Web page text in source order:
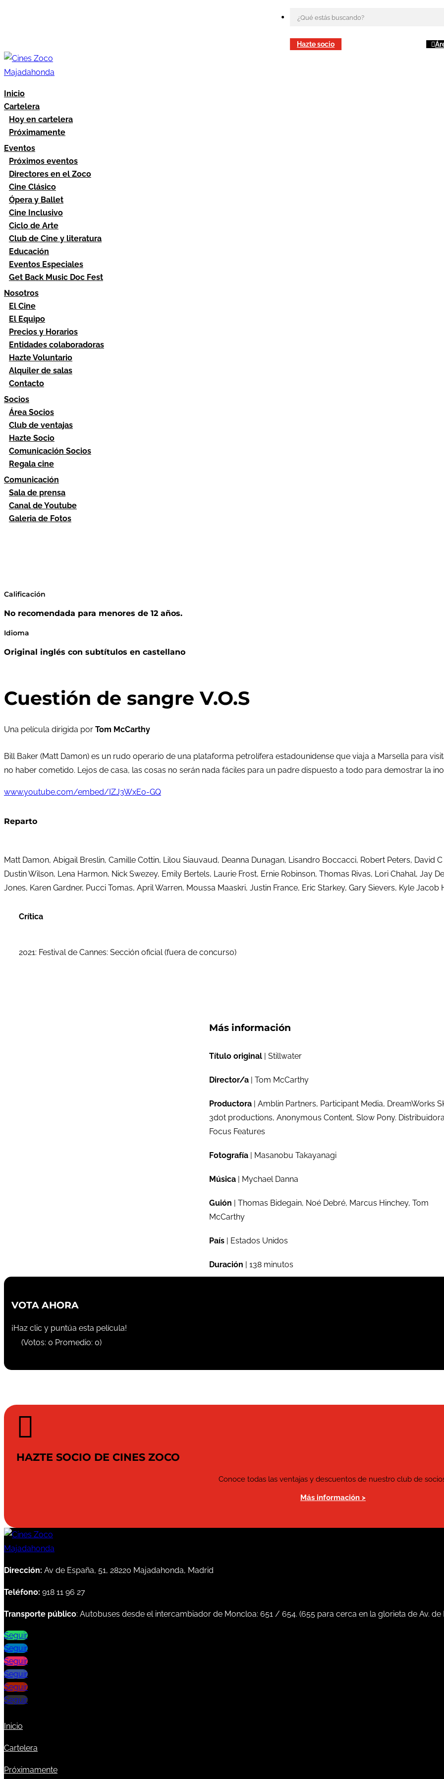
Hazte socio
Inicio
Cartelera
Hoy en cartelera
Próximamente
Eventos
Próximos eventos
Directores en el Zoco
Cine Clásico
Ópera y Ballet
Cine Inclusivo
Ciclo de Arte
Club de Cine y literatura
Educación
Eventos Especiales
Get Back Music Doc Fest
Nosotros
El Cine
El Equipo
Precios y Horarios
Entidades colaboradoras
Hazte Voluntario
Alquiler de salas
Contacto
Socios
Área Socios
Club de ventajas
Hazte Socio
Comunicación Socios
Regala cine
Comunicación
Sala de prensa
Canal de Youtube
Galeria de Fotos
Calificación
No recomendada para menores de 12 años.
Idioma
Original inglés con subtítulos en castellano
Cuestión de sangre V.O.S
Una película dirigida por Tom McCarthy
Bill Baker (Matt Damon) es un rudo operario de una plataforma petrolífera estadounidense que viaja a Marsella para
no haber cometido. Lejos de casa, las cosas no serán nada fáciles para un padre dispuesto a todo para demostrar la
www.youtube.com/embed/IZJ3WxEo-GQ
Reparto
Matt Damon, Abigail Breslin, Camille Cottin, Lilou Siauvaud, Deanna Dunagan, Lisandro Boccacci, Robert Peters, David
Dustin Wilson, Lena Harmon, Nick Swezey, Emily Bertels, Laurie Frost, Ernie Robinson, Thomas Rivas, Lori Chahal, Jay
Jones, Karen Gardner, Pucci Tomas, April Warren, Moussa Maaskri, Justin France, Eric Starkey, Gary Sievers, Kyle
Crítica
2021: Festival de Cannes: Sección oficial (fuera de concurso)
Más información
Título original | Stillwater
Director/a | Tom McCarthy
Productora | Amblin Partners, Participant Media, DreamWorks
3dot productions, Anonymous Content, Slow Pony.
Focus Features
Fotografía | Masanobu Takayanagi
Música | Mychael Danna
Guión | Thomas Bidegain, Noé Debré, Marcus Hinchey, Tom
McCarthy
País | Estados Unidos
Duración | 138 minutos
VOTA AHORA
¡Haz clic y puntúa esta película!
(Votos: 0 Promedio: 0)

HAZTE SOCIO DE CINES ZOCO
Conoce todas las ventajas y descuentos de nuestro club de
Más información >
Dirección: Av de España, 51, 28220 Majadahonda, Madrid
Teléfono: 918 11 96 27
Transporte público: Autobuses desde el intercambiador de Moncloa: 651 / 654. (655 para cerca en la glorieta de Av. de
Seguir
Seguir
Seguir
Seguir
Seguir
Seguir
Inicio
Cartelera
Próximamente